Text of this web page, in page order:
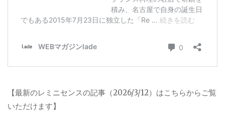
【最新のレミニセンスの記事（2026/3/12）はこちらからご覧
いただけます】